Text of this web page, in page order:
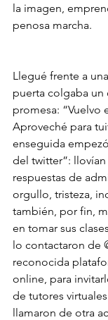
la imagen,
penosa marcha.
Llegué frente a
puerta colgaba
promesa: “Vuelvo
Aproveché para
enseguida
del twitter”:
respuestas de
orgullo, tristeza,
también, por fin,
en tomar sus
lo contactaron de
reconocida
online, para
de tutores
llamaron de otra